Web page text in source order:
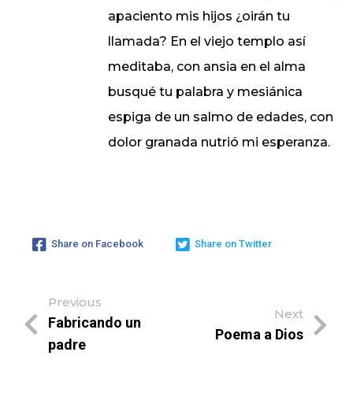
apaciento mis hijos ¿oirán tu
llamada? En el viejo templo así
meditaba, con ansia en el alma
busqué tu palabra y mesiánica
espiga de un salmo de edades, con
dolor granada nutrió mi esperanza.
Share on Facebook Share on Twitter
Previous
Fabricando un
padre
Next
Poema a Dios